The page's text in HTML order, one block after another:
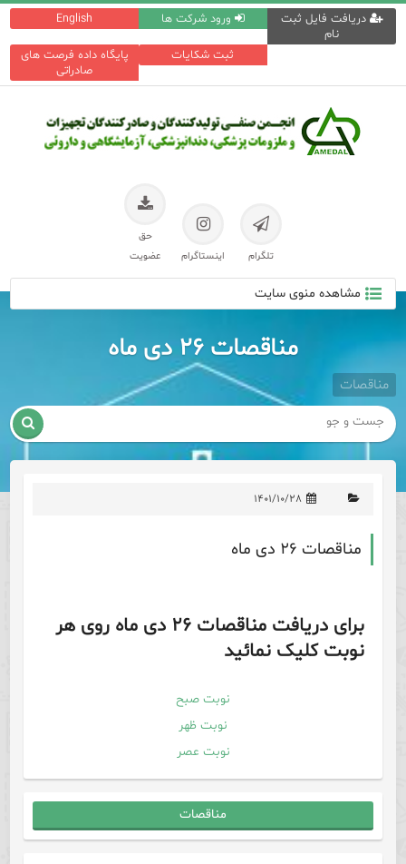
English ورود شرکت ها
دریافت فایل ثبت
نام
پایگاه داده فرصت های
صادراتی
ثبت شکایات
تلگرام اینستاگرام
حق
عضویت
مشاهده منوی سایت
مناقصات ۲۶ دی ماه
مناقصات

۱۴۰۱/۱۰/۲۸
مناقصات ۲۶ دی ماه
برای دریافت مناقصات ۲۶ دی ماه روی هر
نوبت کلیک نمائید
نوبت صبح
نوبت ظهر
نوبت عصر
مناقصات